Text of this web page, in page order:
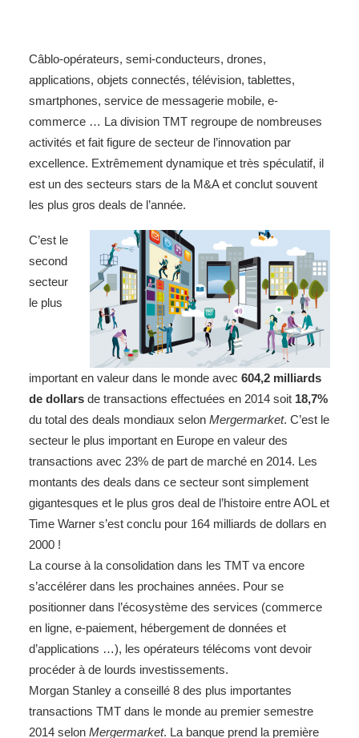
Câblo-opérateurs, semi-conducteurs, drones,
applications, objets connectés, télévision, tablettes,
smartphones, service de messagerie mobile, e-
commerce … La division TMT regroupe de nombreuses
activités et fait figure de secteur de l’innovation par
excellence. Extrêmement dynamique et très spéculatif, il
est un des secteurs stars de la M&A et conclut souvent
les plus gros deals de l’année.
C’est le
second
secteur
le plus
important en valeur dans le monde avec 604,2 milliards
de dollars de transactions effectuées en 2014 soit 18,7%
du total des deals mondiaux selon Mergermarket. C’est le
secteur le plus important en Europe en valeur des
transactions avec 23% de part de marché en 2014. Les
montants des deals dans ce secteur sont simplement
gigantesques et le plus gros deal de l’histoire entre AOL et
Time Warner s’est conclu pour 164 milliards de dollars en
2000 !
La course à la consolidation dans les TMT va encore
s’accélérer dans les prochaines années. Pour se
positionner dans l’écosystème des services (commerce
en ligne, e-paiement, hébergement de données et
d’applications …), les opérateurs télécoms vont devoir
procéder à de lourds investissements.
Morgan Stanley a conseillé 8 des plus importantes
transactions TMT dans le monde au premier semestre
2014 selon Mergermarket. La banque prend la première